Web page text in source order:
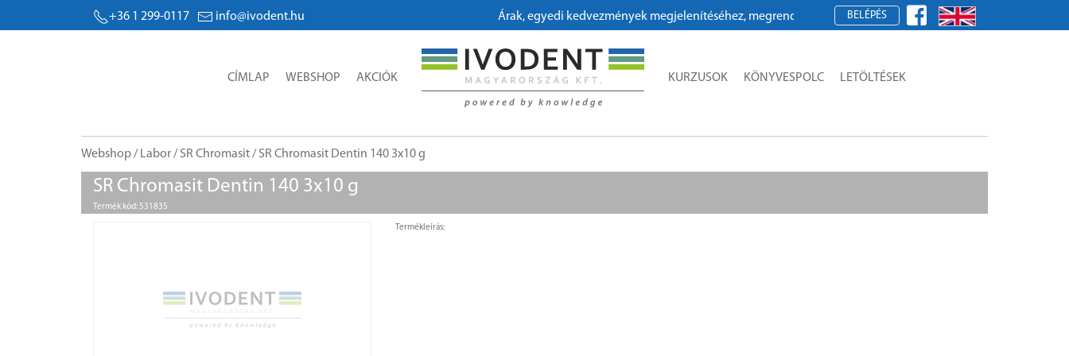
+36 1 299-0117 info@ivodent.hu Árak, egyedi kedvezmények megjelenítéséhez, megrendeléshez kérjük, regisztráljon!
BELÉPÉS
CÍMLAP WEBSHOP AKCIÓK KURZUSOK KÖNYVESPOLC LETÖLTÉSEK
Webshop/ Labor/ SR Chromasit/ SR Chromasit Dentin 140 3x10 g
SR Chromasit Dentin 140 3x10 g
Termék kód: 531835
Termékleírás: